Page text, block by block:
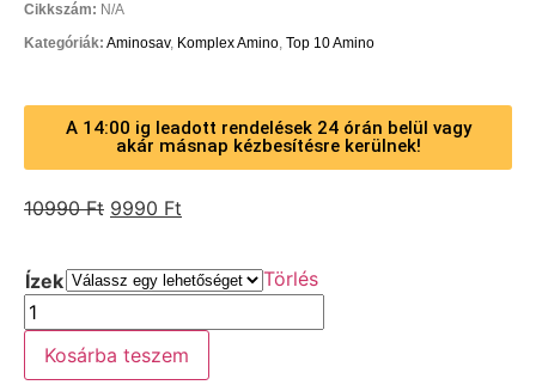
Cikkszám: N/A
Kategóriák: Aminosav, Komplex Amino, Top 10 Amino
A 14:00 ig leadott rendelések 24 órán belül vagy
akár másnap kézbesítésre kerülnek!
10990Ft 9990 Ft
Ízek Törlés
Kosárba teszem